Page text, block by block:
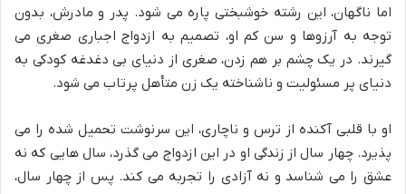
اما ناگهان، این رشته خوشبختی پاره می شود. پدر و مادرش، بدون
توجه به آرزوها و سن کم او، تصمیم به ازدواج اجباری صغری می
گیرند. در یک چشم بر هم زدن، صغری از دنیای بی دغدغه کودکی به
دنیای پر مسئولیت و ناشناخته یک زن متأهل پرتاب می شود.
او با قلبی آکنده از ترس و ناچاری، این سرنوشت تحمیل شده را می
پذیرد. چهار سال از زندگی او در این ازدواج می گذرد، سال هایی که نه
عشق را می شناسد و نه آزادی را تجربه می کند. پس از چهار سال،